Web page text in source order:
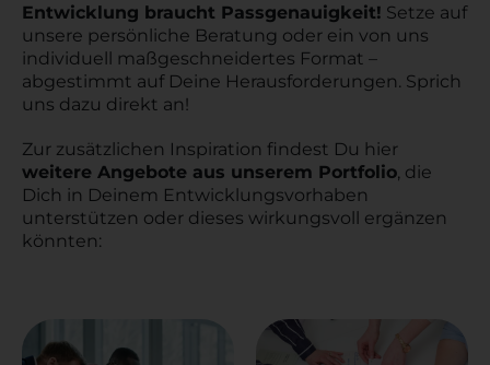
Entwicklung braucht Passgenauigkeit! Setze auf
unsere persönliche Beratung oder ein von uns
individuell maßgeschneidertes Format –
abgestimmt auf Deine Herausforderungen. Sprich
uns dazu direkt an!
Zur zusätzlichen Inspiration findest Du hier
weitere Angebote aus unserem Portfolio, die
Dich in Deinem Entwicklungsvorhaben
unterstützen oder dieses wirkungsvoll ergänzen
könnten: